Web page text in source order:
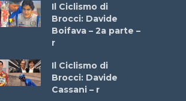
Il Ciclismo di
Brocci: Davide
Boifava – 2a parte –
r
Il Ciclismo di
Brocci: Davide
Cassani – r